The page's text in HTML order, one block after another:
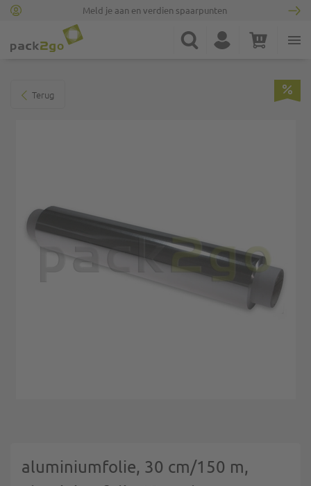
Meld je aan en verdien spaarpunten
Ga naar homepagina
Zoek Account Winkelwagen
Terug
aluminiumfolie, 30 cm/150 m,